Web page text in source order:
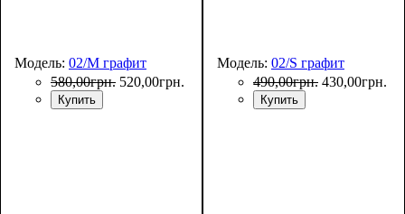
Модель: 02/M графит
580,00грн. 520,00грн.
Купить
Модель: 02/S графит
490,00грн. 430,00грн.
Купить